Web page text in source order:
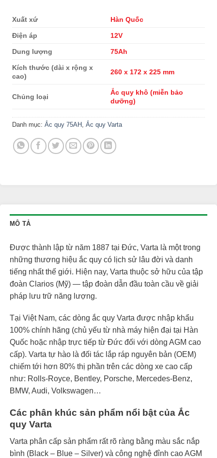
Xuất xứ Hàn Quốc
Điện áp 12V
Dung lượng 75Ah
Kích thước (dài x rộng x
cao)
260 x 172 x 225 mm
Chủng loại
Ắc quy khô (miễn bảo
dưỡng)
Danh mục: Ắc quy 75AH Ắc quy Varta
MÔ TẢ
Được thành lập từ năm 1887 tại Đức, Varta là một trong
những thương hiệu ắc quy có lịch sử lâu đời và danh
tiếng nhất thế giới. Hiện nay, Varta thuộc sở hữu của tập
đoàn Clarios (Mỹ) — tập đoàn dẫn đầu toàn cầu về giải
pháp lưu trữ năng lượng.
Tại Việt Nam, các dòng ắc quy Varta được nhập khẩu
100% chính hãng (chủ yếu từ nhà máy hiện đại tại Hàn
Quốc hoặc nhập trực tiếp từ Đức đối với dòng AGM cao
cấp). Varta tự hào là đối tác lắp ráp nguyên bản (OEM)
chiếm tới hơn 80% thị phần trên các dòng xe cao cấp
như: Rolls-Royce, Bentley, Porsche, Mercedes-Benz,
BMW, Audi, Volkswagen…
Các phân khúc sản phẩm nổi bật của Ắc
quy Varta
Varta phân cấp sản phẩm rất rõ ràng bằng màu sắc nắp
bình (Black – Blue – Silver) và công nghệ đỉnh cao AGM